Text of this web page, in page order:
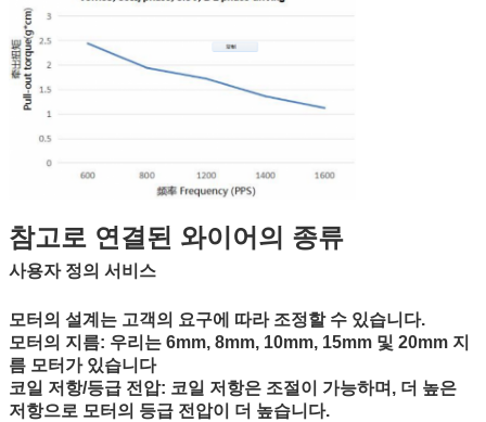
참고로 연결된 와이어의 종류
사용자 정의 서비스
모터의 설계는 고객의 요구에 따라 조정할 수 있습니다.
모터의 지름: 우리는 6mm, 8mm, 10mm, 15mm 및 20mm 지
름 모터가 있습니다
코일 저항/등급 전압: 코일 저항은 조절이 가능하며, 더 높은
저항으로 모터의 등급 전압이 더 높습니다.